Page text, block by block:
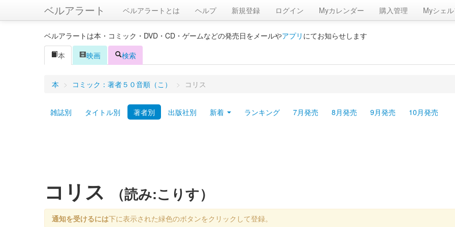
ベルアラート ベルアラートとは ヘルプ 新規登録 ログイン Myカレンダー 購入管理 Myシェル
ベルアラートは本・コミック・DVD・CD・ゲームなどの発売日をメールやアプリ にてお知らせします
本
映画 検索
本 > コミック：著者５０音順（こ） > コリス
雑誌別 タイトル別 著者別 出版社別 新着 ランキング 7月発売 8月発売 9月発売 10月発売
コリス （読み:こりす）
通知を受けるには下に表示された緑色のボタンをクリックして登録。